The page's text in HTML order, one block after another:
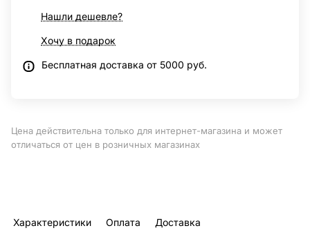
Нашли дешевле?
Хочу в подарок
Бесплатная доставка от 5000 руб.
Цена действительна только для интернет-магазина и может
отличаться от цен в розничных магазинах
Характеристики Оплата Доставка